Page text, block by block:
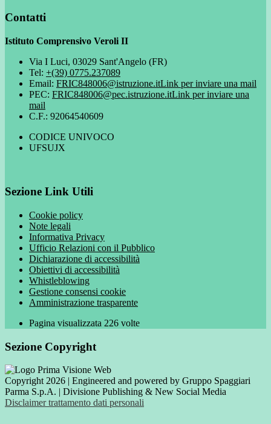
Contatti
Istituto Comprensivo Veroli II
Via I Luci, 03029 Sant'Angelo (FR)
Tel: +(39) 0775.237089
Email: FRIC848006@istruzione.itLink per inviare una mail
PEC: FRIC848006@pec.istruzione.itLink per inviare una
mail
C.F.: 92064540609
CODICE UNIVOCO
UFSUJX
Sezione Link Utili
Cookie policy
Note legali
Informativa Privacy
Ufficio Relazioni con il Pubblico
Dichiarazione di accessibilità
Obiettivi di accessibilità
Whistleblowing
Gestione consensi cookie
Amministrazione trasparente
Pagina visualizzata 226 volte
Sezione Copyright
Copyright 2026 | Engineered and powered by Gruppo Spaggiari
Parma S.p.A. | Divisione Publishing & New Social Media
Disclaimer trattamento dati personali